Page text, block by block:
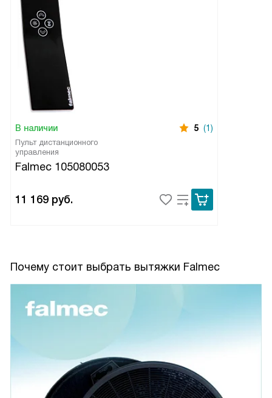
разводов не остается.
В наличии 5 (1)
Пульт дистанционного
управления
Falmec 105080053
11 169 руб.
Почему стоит выбрать вытяжки Falmec